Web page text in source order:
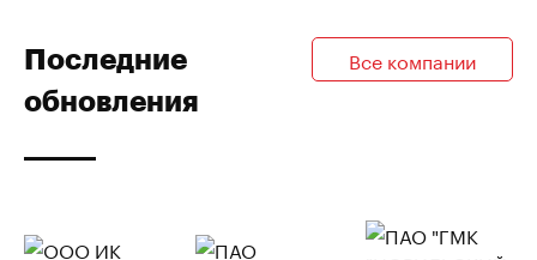
Последние
обновления
Все компании